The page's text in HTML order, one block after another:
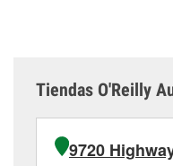
Tiendas O'Reilly
9720